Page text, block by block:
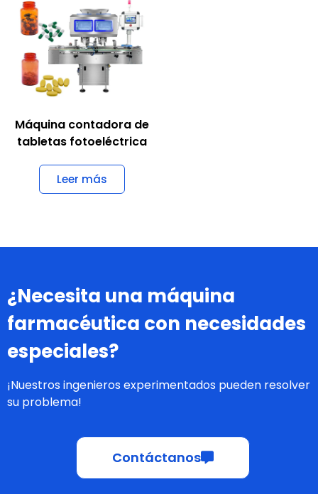
Máquina contadora de
tabletas fotoeléctrica
Leer más
¿Necesita una máquina
farmacéutica con necesidades
especiales?
¡Nuestros ingenieros experimentados pueden resolver
su problema!
Contáctanos